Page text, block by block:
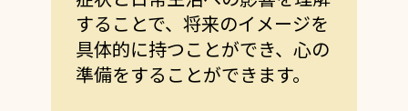
することで、将来のイメージを
具体的に持つことができ、心の
準備をすることができます。